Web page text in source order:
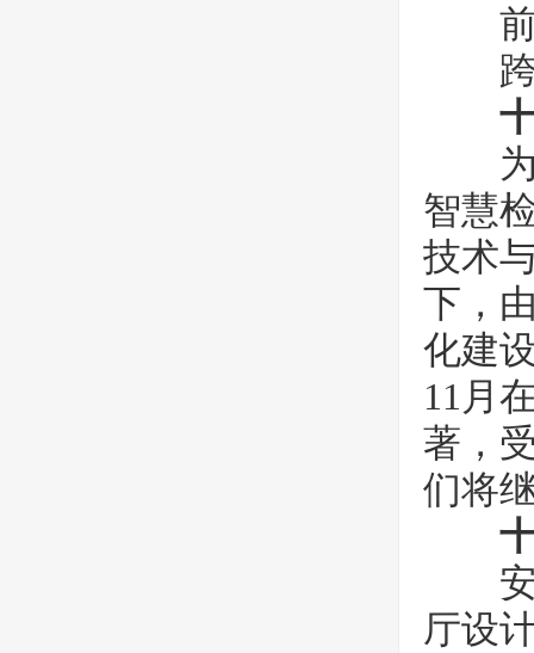
前
跨
为
智慧
技术
下，
化建
11月
著，
们将
十
安
厅设